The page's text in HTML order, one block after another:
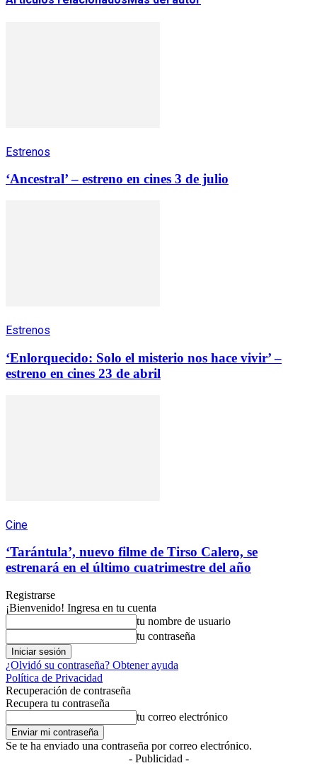
Estrenos
‘Ancestral’ – estreno en cines 3 de julio
Estrenos
‘Enlorquecido: Solo el misterio nos hace vivir’ –
estreno en cines 23 de abril
Cine
‘Tarántula’, nuevo filme de Tirso Calero, se
estrenará en el último cuatrimestre del año
Registrarse
¡Bienvenido! Ingresa en tu cuenta
tu nombre de usuario
tu contraseña
¿Olvidó su contraseña? Obtener ayuda
Política de Privacidad
Recuperación de contraseña
Recupera tu contraseña
tu correo electrónico
Se te ha enviado una contraseña por correo electrónico.
- Publicidad -